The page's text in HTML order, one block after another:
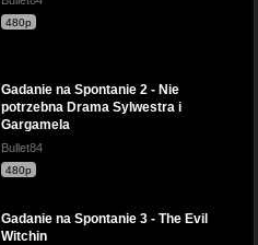
480p
Gadanie na Spontanie 2 - Nie
potrzebna Drama Sylwestra i
Gargamela
Bullet84
480p
Gadanie na Spontanie 3 - The Evil
Witchin